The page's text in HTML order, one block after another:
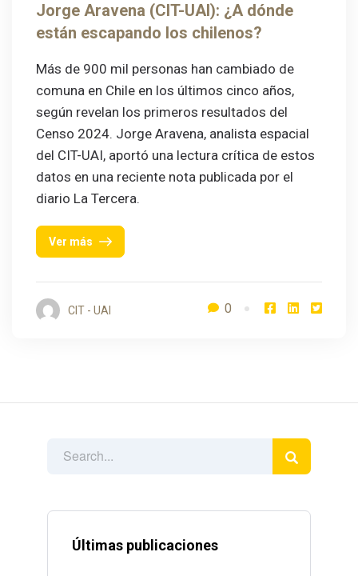
Últimas publicaciones
Jorge Aravena (CIT-UAI): ¿A dónde
están escapando los chilenos?
Más de 900 mil personas han cambiado de
comuna en Chile en los últimos cinco años,
según revelan los primeros resultados del
Censo 2024. Jorge Aravena, analista espacial
del CIT-UAI, aportó una lectura crítica de estos
datos en una reciente nota publicada por el
diario La Tercera.
Ver más
CIT - UAI 0